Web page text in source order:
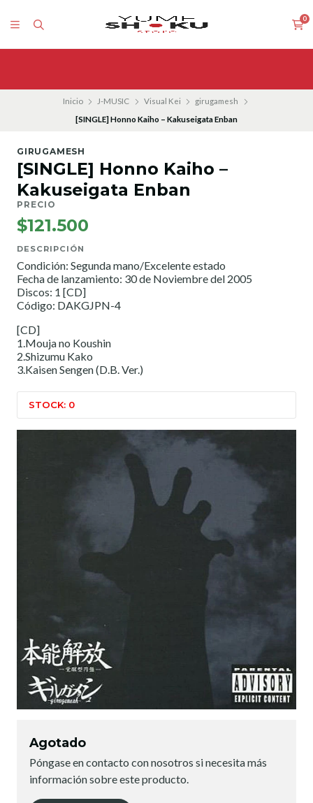
0
Inicio J-MUSIC Visual Kei
girugamesh
[SINGLE] Honno Kaiho – Kakuseigata Enban
GIRUGAMESH
[SINGLE] Honno Kaiho –
Kakuseigata Enban
PRECIO
$121.500
DESCRIPCIÓN
Condición: Segunda mano/Excelente estado
Fecha de lanzamiento: 30 de Noviembre del 2005
Discos: 1 [CD]
Código: DAKGJPN-4
[CD]
1.Mouja no Koushin
2.Shizumu Kako
3.Kaisen Sengen (D.B. Ver.)
STOCK: 0
Agotado
Póngase en contacto con nosotros si necesita más
información sobre este producto.